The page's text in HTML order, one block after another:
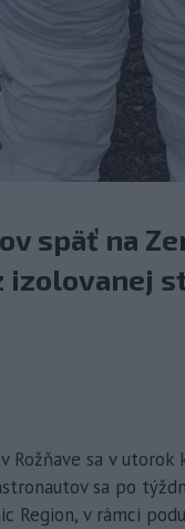
späť na
Rožňave sa v
sa po
Region, v rámci